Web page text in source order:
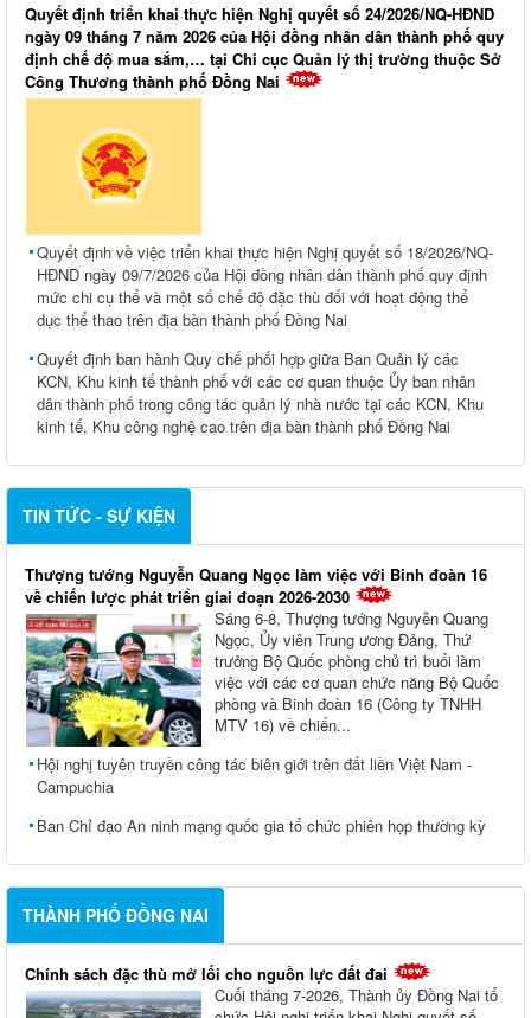
Quyết định triển khai thực hiện Nghị quyết số 24/2026/NQ-HĐND
ngày 09 tháng 7 năm 2026 của Hội đồng nhân dân thành phố quy
định chế độ mua sắm,… tại Chi cục Quản lý thị trường thuộc Sở
Công Thương thành phố Đồng Nai
Quyết định về việc triển khai thực hiện Nghị quyết số 18/2026/NQ-
HĐND ngày 09/7/2026 của Hội đồng nhân dân thành phố quy định
mức chi cụ thể và một số chế độ đặc thù đối với hoạt động thể
dục thể thao trên địa bàn thành phố Đồng Nai
Quyết định ban hành Quy chế phối hợp giữa Ban Quản lý các
KCN, Khu kinh tế thành phố với các cơ quan thuộc Ủy ban nhân
dân thành phố trong công tác quản lý nhà nước tại các KCN, Khu
kinh tế, Khu công nghệ cao trên địa bàn thành phố Đồng Nai
TIN TỨC - SỰ KIỆN
Thượng tướng Nguyễn Quang Ngọc làm việc với Binh đoàn 16
về chiến lược phát triển giai đoạn 2026-2030
Sáng 6-8, Thượng tướng Nguyễn Quang
Ngọc, Ủy viên Trung ương Đảng, Thứ
trưởng Bộ Quốc phòng chủ trì buổi làm
việc với các cơ quan chức năng Bộ Quốc
phòng và Binh đoàn 16 (Công ty TNHH
MTV 16) về chiến...
Hội nghị tuyên truyền công tác biên giới trên đất liền Việt Nam -
Campuchia
Ban Chỉ đạo An ninh mạng quốc gia tổ chức phiên họp thường kỳ
THÀNH PHỐ ĐỒNG NAI
Chính sách đặc thù mở lối cho nguồn lực đất đai
Cuối tháng 7-2026, Thành ủy Ðồng Nai tổ